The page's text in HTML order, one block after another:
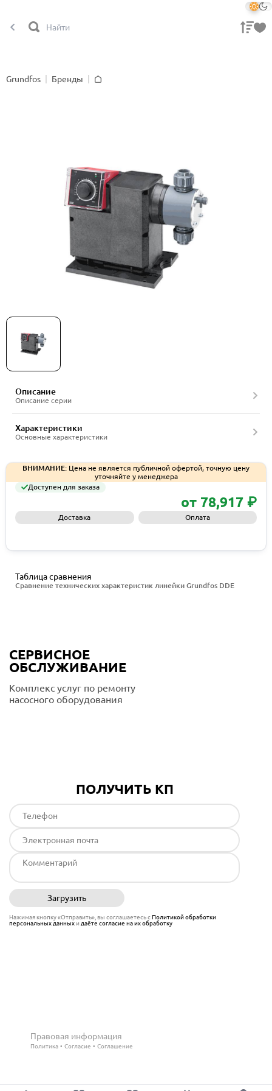
Grundfos
Бренды
Описание
Описание серии
Характеристики
Основные характеристики
ВНИМАНИЕ: Цена не является публичной офертой, точную цену
уточняйте у менеджера
Доступен для заказа
от 78,917 ₽
Доставка Оплата
Сравнение технических характеристик линейки Grundfos DDE
Таблица сравнения
СЕРВИСНОЕ
ОБСЛУЖИВАНИЕ
Комплекс услуг по ремонту
насосного оборудования
ПОЛУЧИТЬ КП
Загрузить
Нажимая кнопку «Отправить», вы соглашаетесь сПолитикой обработки
персональных данныхи даёте согласие на их обработку
Правовая информация
Политика Согласие Соглашение